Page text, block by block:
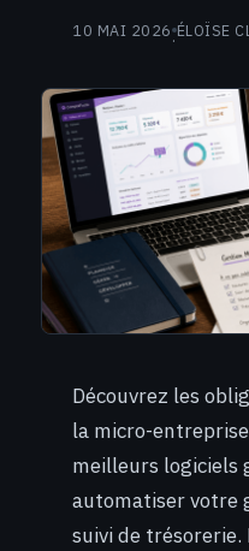
10 MAI 2026·ÉLOÏSE
Découvrez les
la micro-
meilleurs logiciels
automatiser votre
suivi de